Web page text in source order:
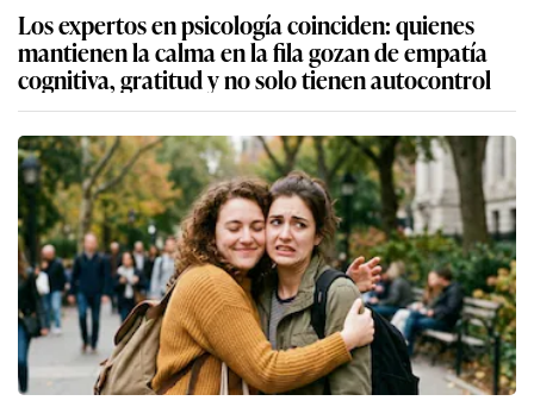
Los expertos en psicología coinciden: quienes
mantienen la calma en la fila gozan de empatía
cognitiva, gratitud y no solo tienen autocontrol